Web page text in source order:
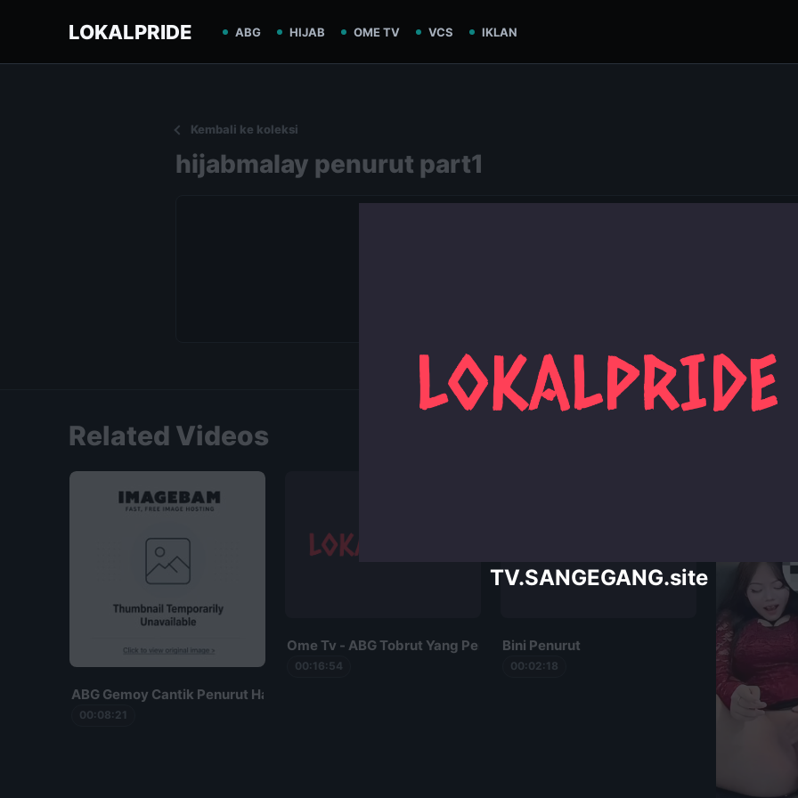
LOKALPRIDE ABG HIJAB OME TV VCS IKLAN
Kembali ke koleksi
hijabmalay penurut part1
Related Videos
ABG Gemoy Cantik Penurut Habis Kerokan
00:08:21
Ome Tv - ABG Tobrut Yang Penurut
00:16:54
Bini Penurut
00:02:18
TV.SANGEGANG.site